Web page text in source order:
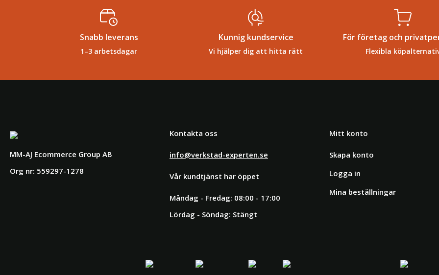
Snabb leverans
1–3 arbetsdagar
Kunnig kundservice
Vi hjälper dig att hitta rätt
För företag och
Flexibla
MM-AJ Ecommerce Group AB
Org nr: 559297-1278
Kontakta oss
info@verkstad-experten.se
Vår kundtjänst har öppet
Måndag - Fredag: 08:00 - 17:00
Lördag - Söndag: Stängt
Mitt konto
Skapa konto
Logga in
Mina beställningar